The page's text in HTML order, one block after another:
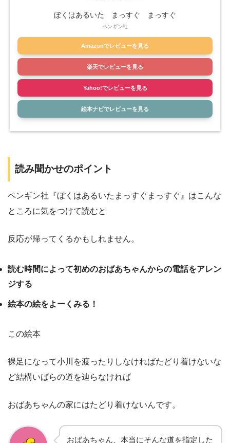
ぼくはあるいた まっすぐ まっすぐ
ペンギン社
Amazonでレビューを見る
楽天でレビューを見る
Yahoo!でレビューを見る
絵本ナビでレビューを見る
読み聞かせのポイント
ペンギン社『ぼくはあるいたまっすぐまっすぐ』はこんな
ところに気をつけて読むと
反応が帰ってくるかもしれません。
読む時間によって初めのおばあちゃんからの電話をアレン
ジする
絵本の絵をよーくみる！
この絵本
裸足になって小川を渡ったりしなければたどり着けないな
ど結構いばらの道を辿らなければ
おばあちゃんの家にはたどり着けないんです。
おばあちゃん、本当にそんな道を指定した